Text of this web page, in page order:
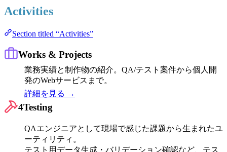
Activities
Section titled “Activities”
Works & Projects
業務実績と制作物の紹介。QA/テスト案件から個人開
発のWebサービスまで。
詳細を見る →
4Testing
QAエンジニアとして現場で感じた課題から生まれたユ
ーティリティ。
テスト用データ生成・バリデーション確認など、テス